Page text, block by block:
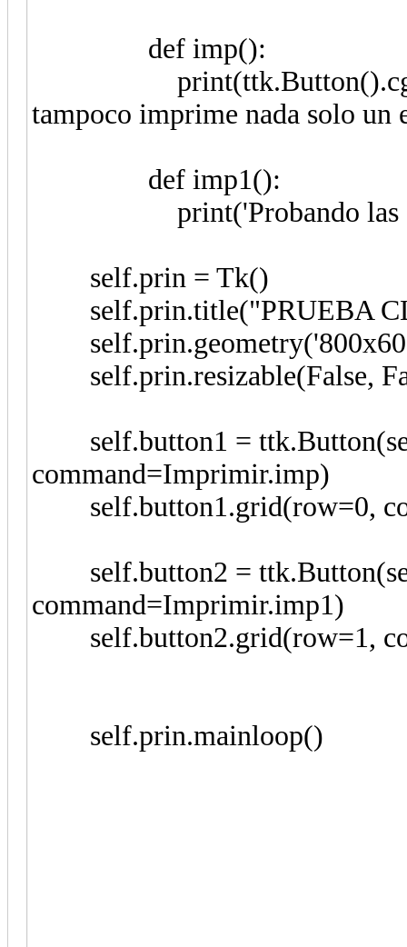
def imp():
tampoco imprime nada solo un
def imp1():
print('Probando las
self.prin = Tk()
self.prin.title("PRUEBA
self.prin.resizable(False,
self.button1 =
command=Imprimir.imp)
self.button1.grid(row=0,
self.button2 =
command=Imprimir.imp1)
self.button2.grid(row=1,
self.prin.mainloop()